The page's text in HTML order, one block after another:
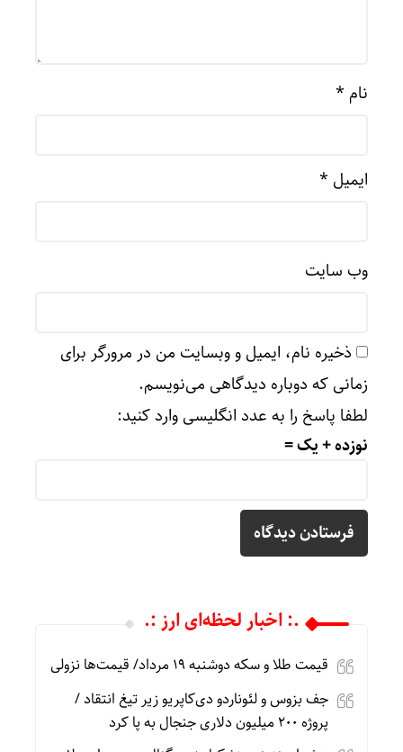
نام *
ایمیل *
وب‌ سایت
ذخیره نام، ایمیل و وبسایت من در مرورگر برای
زمانی که دوباره دیدگاهی می‌نویسم.
لطفا پاسخ را به عدد انگلیسی وارد کنید:
نوزده + یک =
.: اخبار لحظه‌ای ارز :.
قیمت طلا و سکه دوشنبه 19 مرداد/ قیمت‌ها نزولی
جف بزوس و لئوناردو دی‌کاپریو زیر تیغ انتقاد /
پروژه ۲۰۰ میلیون دلاری جنجال به پا کرد